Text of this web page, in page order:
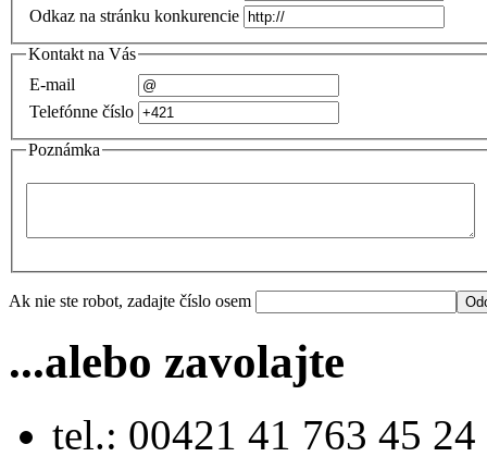
Odkaz na stránku konkurencie
Kontakt na Vás
E-mail
Telefónne číslo
Poznámka
Ak nie ste robot, zadajte číslo osem
...alebo zavolajte
tel.: 00421 41 763 45 24